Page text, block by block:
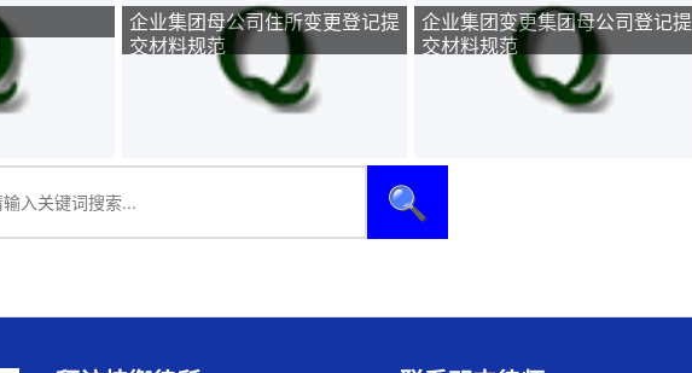
企业集团母公司住所变更登记提
交材料规范
企业集团变更集团母公司登记提
交材料规范
🔍